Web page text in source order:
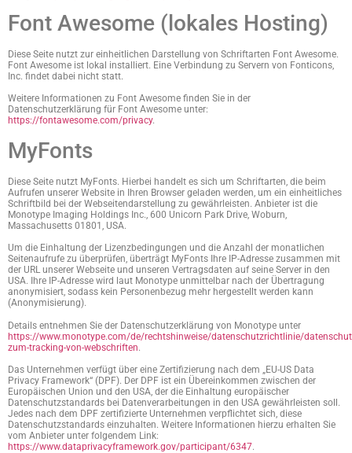
Font Awesome (lokales Hosting)
Diese Seite nutzt zur einheitlichen Darstellung von Schriftarten Font Awesome.
Font Awesome ist lokal installiert. Eine Verbindung zu Servern von Fonticons,
Inc. findet dabei nicht statt.
Weitere Informationen zu Font Awesome finden Sie in der
Datenschutzerklärung für Font Awesome unter:
https://fontawesome.com/privacy.
MyFonts
Diese Seite nutzt MyFonts. Hierbei handelt es sich um Schriftarten, die beim
Aufrufen unserer Website in Ihren Browser geladen werden, um ein einheitliches
Schriftbild bei der Webseitendarstellung zu gewährleisten. Anbieter ist die
Monotype Imaging Holdings Inc., 600 Unicorn Park Drive, Woburn,
Massachusetts 01801, USA.
Um die Einhaltung der Lizenzbedingungen und die Anzahl der monatlichen
Seitenaufrufe zu überprüfen, überträgt MyFonts Ihre IP-Adresse zusammen mit
der URL unserer Webseite und unseren Vertragsdaten auf seine Server in den
USA. Ihre IP-Adresse wird laut Monotype unmittelbar nach der Übertragung
anonymisiert, sodass kein Personenbezug mehr hergestellt werden kann
(Anonymisierung).
Details entnehmen Sie der Datenschutzerklärung von Monotype unter
https://www.monotype.com/de/rechtshinweise/datenschutzrichtlinie/
zum-tracking-von-webschriften.
Das Unternehmen verfügt über eine Zertifizierung nach dem „EU-US Data
Privacy Framework“ (DPF). Der DPF ist ein Übereinkommen zwischen der
Europäischen Union und den USA, der die Einhaltung europäischer
Datenschutzstandards bei Datenverarbeitungen in den USA gewährleisten soll.
Jedes nach dem DPF zertifizierte Unternehmen verpflichtet sich, diese
Datenschutzstandards einzuhalten. Weitere Informationen hierzu erhalten Sie
vom Anbieter unter folgendem Link:
https://www.dataprivacyframework.gov/participant/6347.